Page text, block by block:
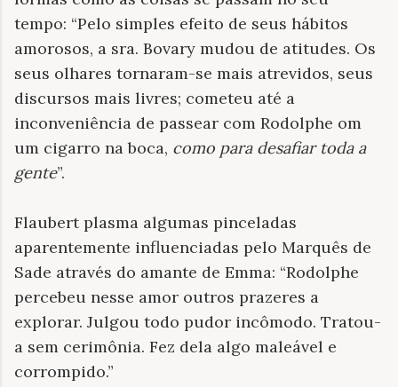
tempo: “Pelo simples efeito de seus hábitos
amorosos, a sra. Bovary mudou de atitudes. Os
seus olhares tornaram-se mais atrevidos, seus
discursos mais livres; cometeu até a
inconveniência de passear com Rodolphe om
um cigarro na boca, como para desafiar toda a
gente”.
Flaubert plasma algumas pinceladas
aparentemente influenciadas pelo Marquês de
Sade através do amante de Emma: “Rodolphe
percebeu nesse amor outros prazeres a
explorar. Julgou todo pudor incômodo. Tratou-
a sem cerimônia. Fez dela algo maleável e
corrompido.”